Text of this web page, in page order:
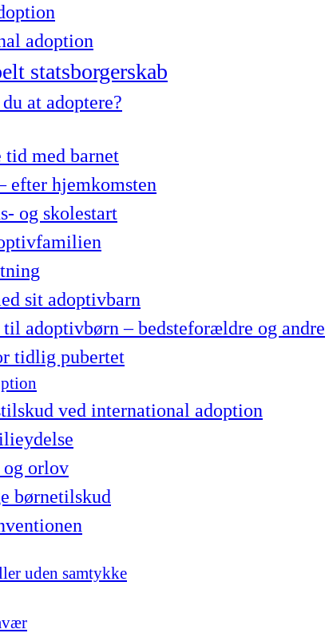
adoption
statsborgerskab
at adoptere?
tid med barnet
efter hjemkomsten
og skolestart
sit adoptivbarn
til adoptivbørn – bedsteforældre og andre
tidlig pubertet
ved international adoption
og orlov
børnetilskud
uden samtykke